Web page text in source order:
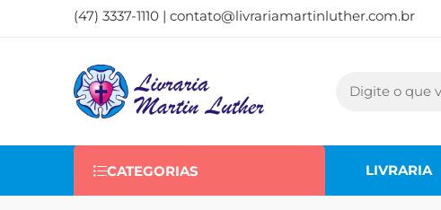
(47) 3337-1110 | contato@livrariamartinluther.com.br
CATEGORIAS LIVRARIA